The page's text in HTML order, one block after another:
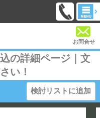
お問合せ
の詳細ページ｜文
い！
検討リストに追加